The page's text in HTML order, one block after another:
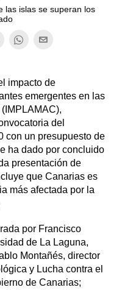
las islas se superan los
impacto de
emergentes en las
del
con un presupuesto de
ha dado por concluido
presentación de
que Canarias es
más afectada por la
por Francisco
de La Laguna,
Montañés, director
y Lucha contra el
de Canarias;